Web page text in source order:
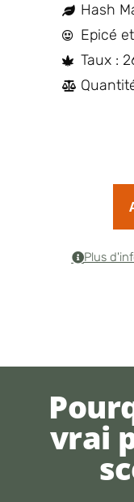
Hash
Epicé
Taux :
Plus
vrai